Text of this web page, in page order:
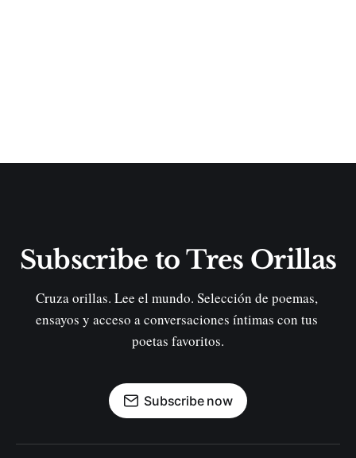
Subscribe to Tres Orillas
Cruza orillas. Lee el mundo. Selección de poemas,
ensayos y acceso a conversaciones íntimas con tus
poetas favoritos.
Subscribe now